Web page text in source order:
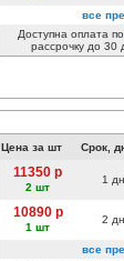
все
Доступна оплата
рассрочку до 30
Цена за шт Срок,
11350 р
2 шт
1 дн
10890 р
1 шт
2 дн
все